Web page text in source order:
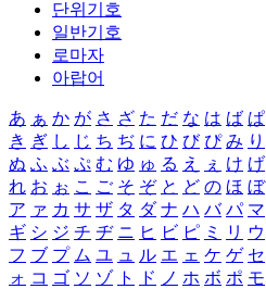
단위기호
일반기호
로마자
아랍어
あ ぁ か が さ ざ た だ な は ば ぱ
き ぎ し じ ち ぢ に ひ び ぴ み り
ぬ ふ ぶ ぷ む ゆ ゅ る え ぇ け げ
れ お ぉ こ ご そ ぞ と ど の ほ ぼ
ア ァ カ サ ザ タ ダ ナ ハ バ パ マ
ギ シ ジ チ ヂ ニ ヒ ビ ピ ミ リ ウ
フ ブ プ ム ユ ュ ル エ ェ ケ ゲ セ
ォ コ ゴ ソ ゾ ト ド ノ ホ ボ ポ モ